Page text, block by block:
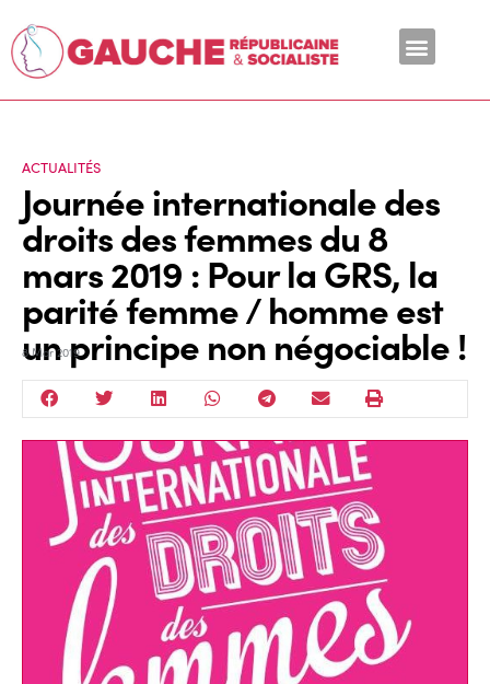
ACTUALITÉS
Journée internationale des
droits des femmes du 8
mars 2019 : Pour la GRS, la
parité femme / homme est
un principe non négociable !
8 Mar 2019